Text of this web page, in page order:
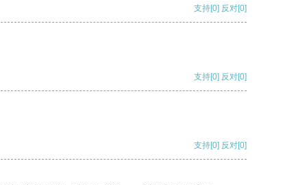
支持[0] 反对[0]
支持[0] 反对[0]
支持[0] 反对[0]